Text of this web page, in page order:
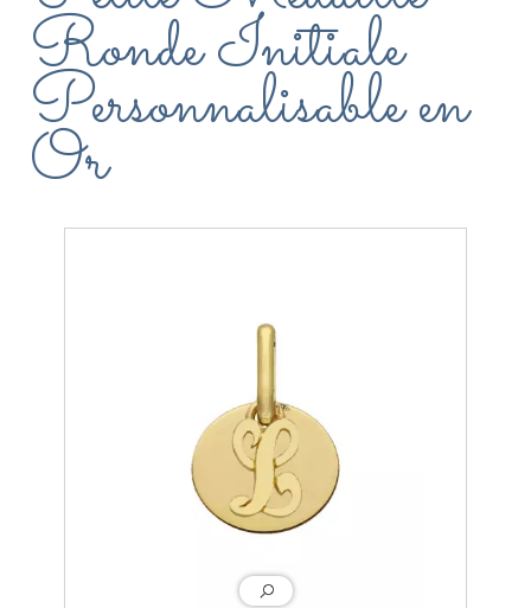
Ronde Initiale
Personnalisable en
Or